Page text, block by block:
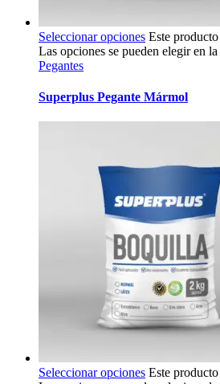
Seleccionar opciones Este
Las opciones se pueden elegir en
Pegantes
Superplus Pegante Mármol
Seleccionar opciones Este